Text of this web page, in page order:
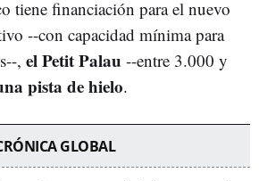
tiene financiación para el nuevo
--con capacidad mínima para
, el Petit Palau --entre 3.000 y
pista de hielo.
GLOBAL